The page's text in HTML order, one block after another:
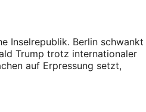
Inselrepublik. Berlin schwankt
Trump trotz internationaler
auf Erpressung setzt,